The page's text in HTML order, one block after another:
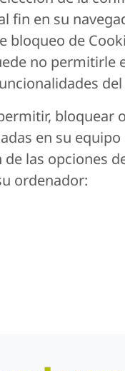
fin en su
bloqueo de
no permitirle
bloquear
en su
las opciones
ordenador: